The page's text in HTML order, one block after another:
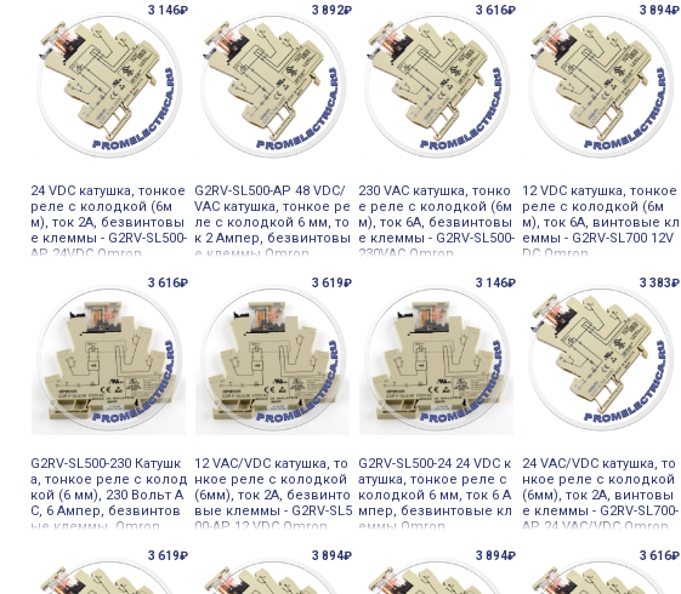
3 146₽
24 VDC катушка, тонкое
реле с колодкой (6м
м), ток 2А, безвинтовы
е клеммы - G2RV-SL500-
AP 24VDC Omron
3 892₽
G2RV-SL500-AP 48 VDC/
VAC катушка, тонкое ре
ле с колодкой 6 мм, то
к 2 Ампер, безвинтовы
е клеммы Omron
3 616₽
230 VAC катушка, тонко
е реле с колодкой (6м
м), ток 6А, безвинтовы
е клеммы - G2RV-SL500-
230VAC Omron
3 894₽
12 VDC катушка, тонкое
реле с колодкой (6м
м), ток 6А, винтовые кл
еммы - G2RV-SL700 12V
DC Omron
3 616₽
G2RV-SL500-230 Катушк
а, тонкое реле с колод
кой (6 мм), 230 Вольт A
C, 6 Ампер, безвинтов
ые клеммы, Omron
3 619₽
12 VAC/VDC катушка, то
нкое реле с колодкой
(6мм), ток 2А, безвинто
вые клеммы - G2RV-SL5
00-AP 12 VDC Omron
3 146₽
G2RV-SL500-24 24 VDC к
атушка, тонкое реле с
колодкой 6 мм, ток 6 А
мпер, безвинтовые кл
еммы Omron
3 383₽
24 VAC/VDC катушка, то
нкое реле с колодкой
(6мм), ток 2А, винтовы
е клеммы - G2RV-SL700-
AP 24 VAC/VDC Omron
3 619₽ 3 894₽ 3 894₽ 3 616₽